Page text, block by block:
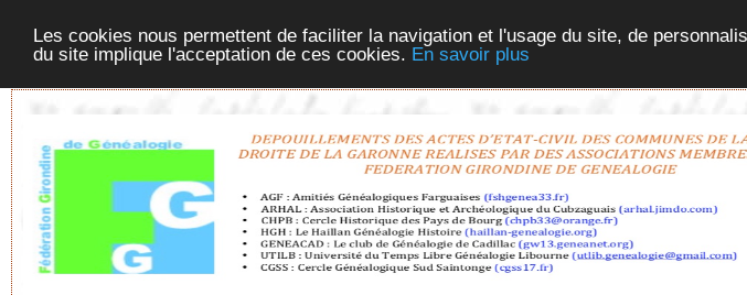
Les cookies nous permettent de faciliter la navigation et l'usage du site, de
du site implique l'acceptation de ces cookies. En savoir plus